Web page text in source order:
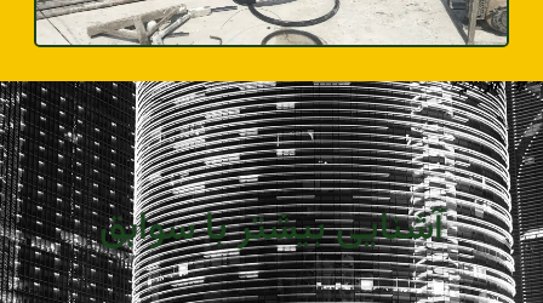
آشنایی بیشتر با سوابق